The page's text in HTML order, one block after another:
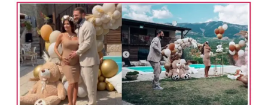
News Musica
News Spettacolo